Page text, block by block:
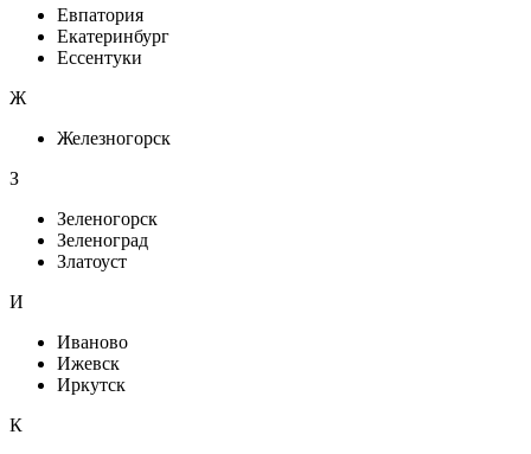
Евпатория
Екатеринбург
Ессентуки
Ж
Железногорск
З
Зеленогорск
Зеленоград
Златоуст
И
Иваново
Ижевск
Иркутск
К